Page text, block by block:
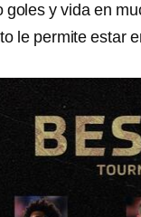
goles y vida en
le permite estar